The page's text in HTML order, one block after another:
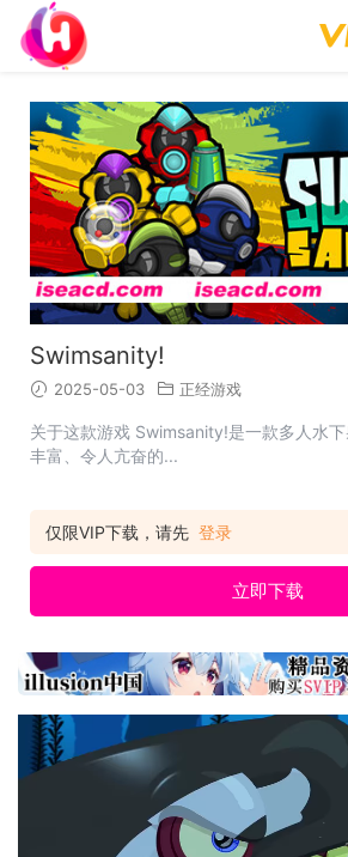
Swimsanity!
2025-05-03 正经游戏
关于这款游戏 Swimsanity!是一款多人水
丰富、令人亢奋的...
仅限VIP下载，请先 登录
立即下载